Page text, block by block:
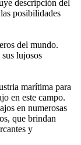
descripción del
posibilidades
del mundo.
lujosos
marítima para
en este campo.
en numerosas
que brindan
y